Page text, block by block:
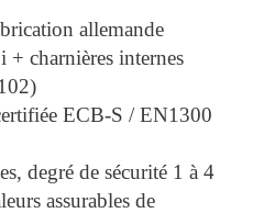
allemande
+ charnières internes
ECB-S / EN1300
degré de sécurité 1 à 4
assurables de